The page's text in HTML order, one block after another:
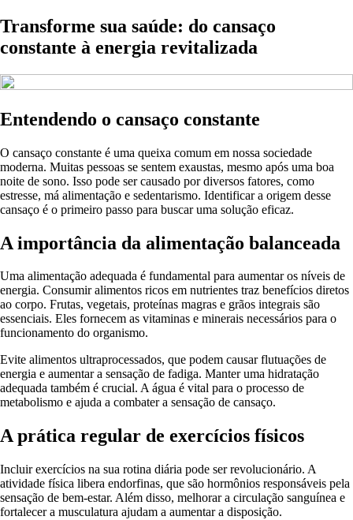
Transforme sua saúde: do cansaço
constante à energia revitalizada
Entendendo o cansaço constante
O cansaço constante é uma queixa comum em nossa sociedade
moderna. Muitas pessoas se sentem exaustas, mesmo após uma boa
noite de sono. Isso pode ser causado por diversos fatores, como
estresse, má alimentação e sedentarismo. Identificar a origem desse
cansaço é o primeiro passo para buscar uma solução eficaz.
A importância da alimentação balanceada
Uma alimentação adequada é fundamental para aumentar os níveis de
energia. Consumir alimentos ricos em nutrientes traz benefícios diretos
ao corpo. Frutas, vegetais, proteínas magras e grãos integrais são
essenciais. Eles fornecem as vitaminas e minerais necessários para o
funcionamento do organismo.
Evite alimentos ultraprocessados, que podem causar flutuações de
energia e aumentar a sensação de fadiga. Manter uma hidratação
adequada também é crucial. A água é vital para o processo de
metabolismo e ajuda a combater a sensação de cansaço.
A prática regular de exercícios físicos
Incluir exercícios na sua rotina diária pode ser revolucionário. A
atividade física libera endorfinas, que são hormônios responsáveis pela
sensação de bem-estar. Além disso, melhorar a circulação sanguínea e
fortalecer a musculatura ajudam a aumentar a disposição.